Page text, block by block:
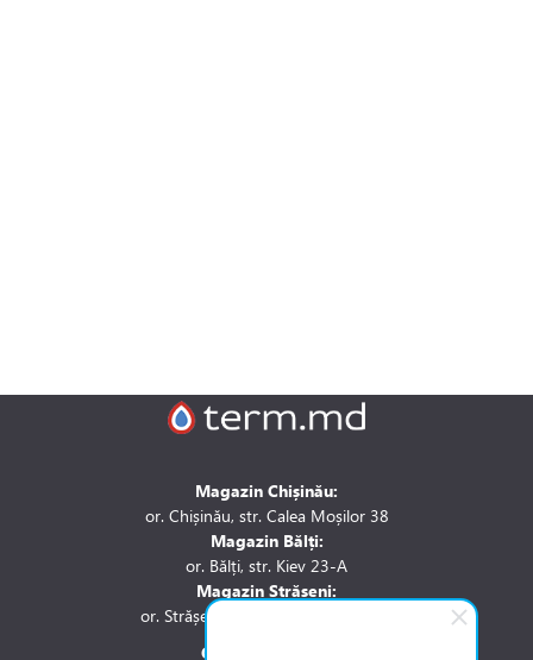
Magazin Chișinău:
or. Chișinău, str. Calea Moșilor 38
Magazin Bălți:
or. Bălți, str. Kiev 23-A
Magazin Strășeni:
or. Strășeni, str. Stefan cel Mare 1A
Contactați-ne la: